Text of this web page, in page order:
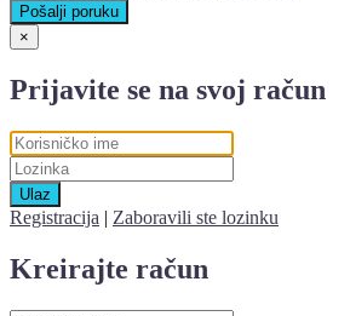
Pošalji poruku
×
Prijavite se na svoj račun
Ulaz
Registracija | Zaboravili ste lozinku
Kreirajte račun